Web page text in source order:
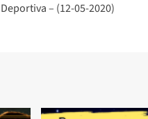
– (12-05-2020)